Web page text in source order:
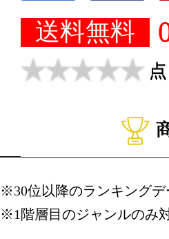
送料無料
点
※30位以降のランキング
※1階層目のジャンルのみ